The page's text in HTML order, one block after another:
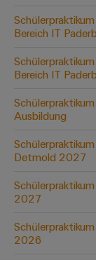
Bereich IT
Bereich IT
Ausbildung
Detmold 2027
2027
2026